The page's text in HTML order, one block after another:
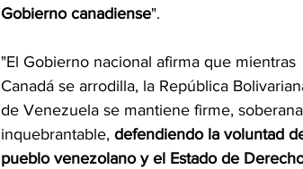
Gobierno canadiense".
"El Gobierno nacional afirma que mientras
Canadá se arrodilla, la República
de Venezuela se mantiene firme,
inquebrantable, defendiendo la voluntad
pueblo venezolano y el Estado de